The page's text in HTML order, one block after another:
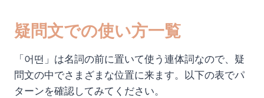
疑問文での使い方一覧
「어떤」は名詞の前に置いて使う連体詞なので、疑
問文の中でさまざまな位置に来ます。以下の表でパ
ターンを確認してみてください。